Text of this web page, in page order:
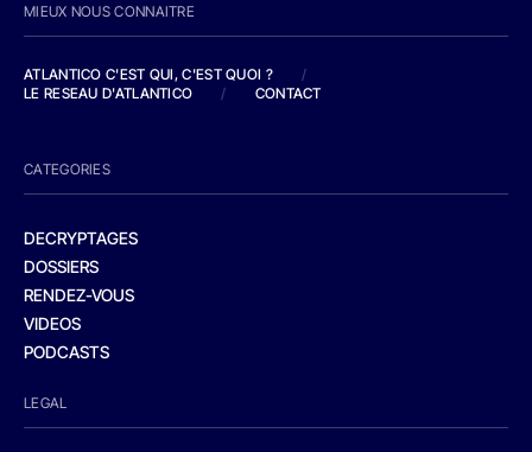
MIEUX NOUS CONNAITRE
ATLANTICO C'EST QUI, C'EST QUOI ?
/
LE RESEAU D'ATLANTICO
/ CONTACT
CATEGORIES
DECRYPTAGES
DOSSIERS
RENDEZ-VOUS
VIDEOS
PODCASTS
LEGAL